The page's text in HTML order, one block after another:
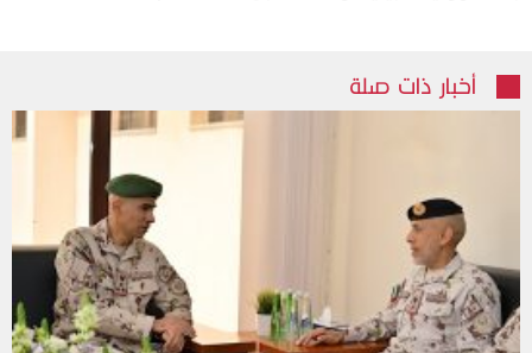
أخبار ذات صلة